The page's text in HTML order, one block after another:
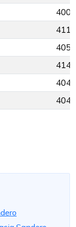
400
411
405
414
404
404